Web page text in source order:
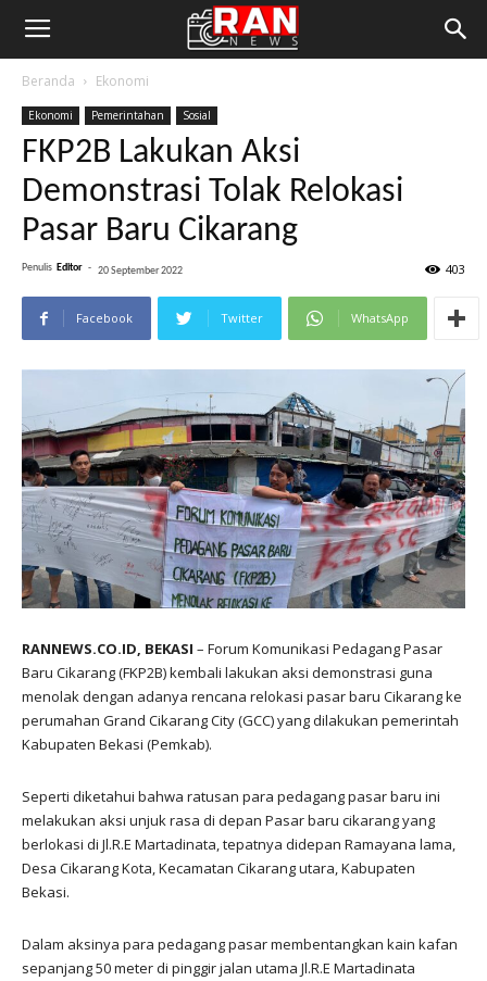
Beranda Ekonomi
Ekonomi Pemerintahan Sosial
FKP2B Lakukan Aksi
Demonstrasi Tolak Relokasi
Pasar Baru Cikarang
Penulis Editor - 20 September 2022 403
Facebook Twitter WhatsApp
RANNEWS.CO.ID, BEKASI – Forum Komunikasi Pedagang Pasar
Baru Cikarang (FKP2B) kembali lakukan aksi demonstrasi guna
menolak dengan adanya rencana relokasi pasar baru Cikarang ke
perumahan Grand Cikarang City (GCC) yang dilakukan pemerintah
Kabupaten Bekasi (Pemkab).
Seperti diketahui bahwa ratusan para pedagang pasar baru ini
melakukan aksi unjuk rasa di depan Pasar baru cikarang yang
berlokasi di Jl.R.E Martadinata, tepatnya didepan Ramayana lama,
Desa Cikarang Kota, Kecamatan Cikarang utara, Kabupaten
Bekasi.
Dalam aksinya para pedagang pasar membentangkan kain kafan
sepanjang 50 meter di pinggir jalan utama Jl.R.E Martadinata